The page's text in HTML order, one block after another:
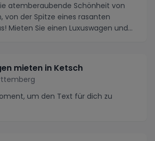
atemberaubende Schönheit von
von der Spitze eines rasanten
Mieten Sie einen Luxuswagen und
mieten in Ketsch
um den Text für dich zu